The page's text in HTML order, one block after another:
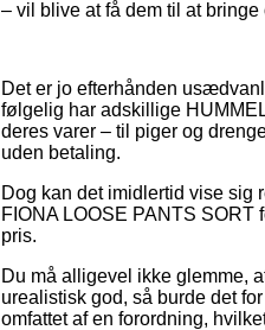
– vil blive at få dem til at
Det er jo efterhånden
følgelig har adskillige
deres varer – til piger og
uden betaling.
Dog kan det imidlertid vise sig
FIONA LOOSE PANTS SORT
pris.
Du må alligevel ikke glemme,
urealistisk god, så burde det
omfattet af en forordning,